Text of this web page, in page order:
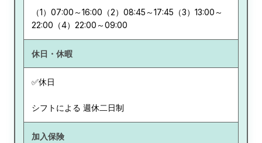
（1）07:00～16:00（2）08:45～17:45（3）13:00～
22:00（4）22:00～09:00
休日・休暇
✅休日
シフトによる 週休二日制
加入保険